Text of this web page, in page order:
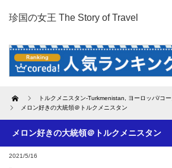
珍国の女王 The Story of Travel
Home トルクメニスタン-Turkmenistan
ヨーロッパ/コ
メロン好きの大統領＠トルクメニスタン
メロン好きの大統領＠トルクメニスタン
2021/5/16